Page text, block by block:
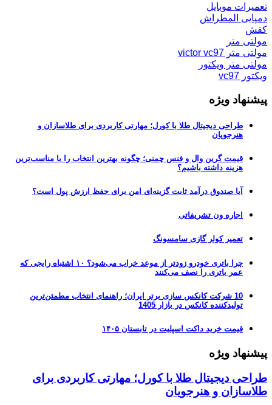
تعمیرات موبایل
دمپایی المطراش
کفش
مولتی متر
مولتی متر victor vc97
مولتی متر ویکتور
ویکتور vc97
پیشنهاد ویژه
طراحی دیجیتال طلا با کورل؛ مهارتی کاربردی برای طلاسازان و
هنرجویان
قیمت گرین وال و فنس چمنی؛ چگونه بهترین انتخاب را با مناسب‌ترین
هزینه داشته باشیم؟
آیا صندوق درآمد ثابت گزینه‌ای امن برای حفظ ارزش پول است؟
اجاره ون تشریفاتی
تعمیر کولر گازی سامسونگ
چرا باتری خودرو زودتر از موعد خراب می‌شود؟ ۱۰ اشتباه رایجی که
عمر باتری را نصف می‌کنند
10 شرکت کانکس سازی برتر ایران؛ راهنمای انتخاب مطمئن‌ترین
تولیدکننده کانکس در بازار 1405
قیمت خرید داکت اسپلیت در تابستان ۱۴۰۵
پیشنهاد ویژه
طراحی دیجیتال طلا با کورل؛ مهارتی کاربردی برای
طلاسازان و هنرجویان